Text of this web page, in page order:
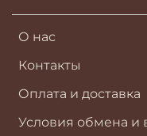
О нас
Контакты
Оплата и доставка
Условия обмена и